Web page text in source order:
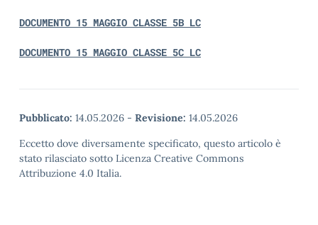
DOCUMENTO 15 MAGGIO CLASSE 5B LC
DOCUMENTO 15 MAGGIO CLASSE 5C LC
Pubblicato: 14.05.2026 - Revisione: 14.05.2026
Eccetto dove diversamente specificato, questo articolo è
stato rilasciato sotto Licenza Creative Commons
Attribuzione 4.0 Italia.